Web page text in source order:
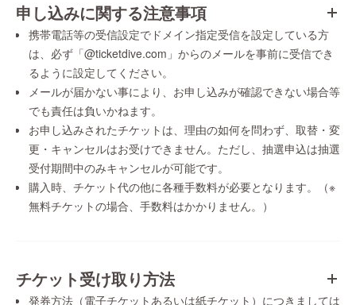
申し込みに関する注意事項
携帯電話等の受信設定でドメイン指定受信を設定している方
は、必ず「@ticketdive.com」からのメールを事前に受信でき
るように設定してください。
メールが届かない事により、お申し込みが確認できない場合等
でも責任は負いかねます。
お申し込みされたチケットは、理由の如何を問わず、取替・変
更・キャンセルはお受けできません。ただし、抽選申込は抽選
受付期間中のみキャンセルが可能です。
購入時、チケット代の他に各種手数料が必要となります。（※
無料チケットの場合、手数料はかかりません。）
チケット受け取り方法
発券方法（電子チケットあるいは紙チケット）につきましては